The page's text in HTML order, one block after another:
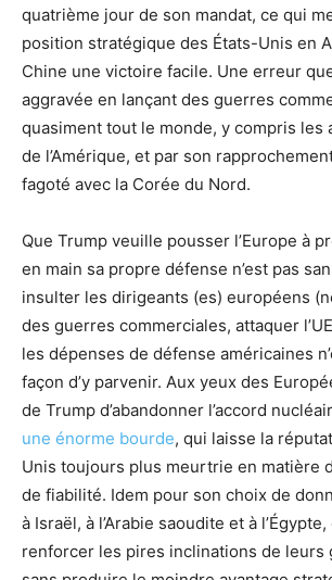
quatrième jour de son mandat, ce qui
position stratégique des États-Unis en
Chine une victoire facile. Une erreur
aggravée en lançant des guerres
quasiment tout le monde, y compris les
de l’Amérique, et par son
fagoté avec la Corée du Nord.
Que Trump veuille pousser l’Europe à
en main sa propre défense n’est pas
insulter les dirigeants (es) européens
des guerres commerciales, attaquer
les dépenses de défense américaines
façon d’y parvenir. Aux yeux des
de Trump d’abandonner l’accord
une énorme bourde, qui laisse la
Unis toujours plus meurtrie en matière
de fiabilité. Idem pour son choix de
à Israël, à l’Arabie saoudite et à
renforcer les pires inclinations de leurs